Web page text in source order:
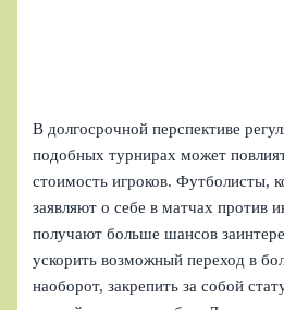
В долгосрочной перспективе
подобных турнирах может
стоимость игроков. Футболисты,
заявляют о себе в матчах против
получают больше шансов
ускорить возможный переход в
наоборот, закрепить за собой